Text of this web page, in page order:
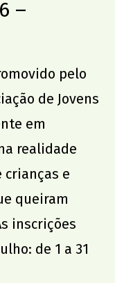
–
pelo
de Jovens
em
realidade
crianças e
queiram
inscrições
de 1 a 31